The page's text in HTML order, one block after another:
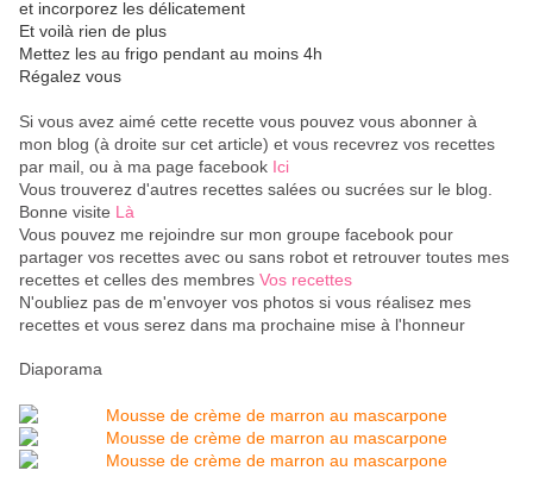
et incorporez les délicatement
Et voilà rien de plus
Mettez les au frigo pendant au moins 4h
Régalez vous
Si vous avez aimé cette recette vous pouvez vous abonner à
mon blog (à droite sur cet article) et vous recevrez vos recettes
par mail, ou à ma page facebook Ici
Vous trouverez d'autres recettes salées ou sucrées sur le blog.
Bonne visite Là
Vous pouvez me rejoindre sur mon groupe facebook pour
partager vos recettes avec ou sans robot et retrouver toutes mes
recettes et celles des membres Vos recettes
N'oubliez pas de m'envoyer vos photos si vous réalisez mes
recettes et vous serez dans ma prochaine mise à l'honneur
Diaporama